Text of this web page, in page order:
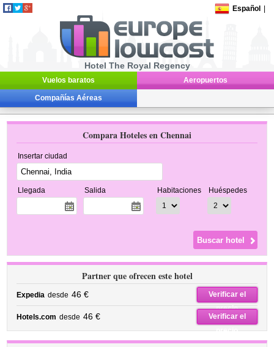
Español
Hotel The Royal Regency
Vuelos baratos Aeropuertos
Compañías Aéreas
Compara Hoteles en Chennai
Insertar ciudad
Llegada Salida Habitaciones Huéspedes
Partner que ofrecen este hotel
Expedia desde 46 €
Verificar el
precio
Hotels.com desde 46 €
Verificar el
precio